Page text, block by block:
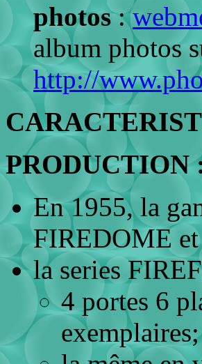
photos:
album photos
http://
PRODUCTION
En 1955, la
FIREDOME
la series
4 portes 6